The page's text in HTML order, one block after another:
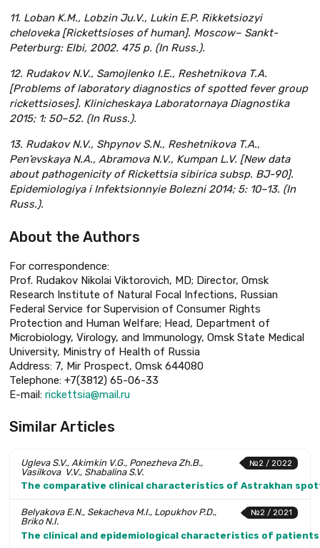
11. Loban K.M., Lobzin Ju.V., Lukin E.P. Rikketsiozyi
cheloveka [Rickettsioses of human]. Moscow– Sankt-
Peterburg: Elbi, 2002. 475 p. (In Russ.).
12. Rudakov N.V., Samojlenko I.E., Reshetnikova T.A.
[Problems of laboratory diagnostics of spotted fever group
rickettsioses]. Klinicheskaya Laboratornaya Diagnostika
2015; 1: 50–52. (In Russ.).
13. Rudakov N.V., Shpynov S.N., Reshetnikova T.A.,
Pen’evskaya N.A., Abramova N.V., Kumpan L.V. [New data
about pathogenicity of Rickettsia sibirica subsp. BJ-90].
Epidemiologiya i Infektsionnyie Bolezni 2014; 5: 10–13. (In
Russ.).
About the Authors
For correspondence:
Prof. Rudakov Nikolai Viktorovich, MD; Director, Omsk
Research Institute of Natural Focal Infections, Russian
Federal Service for Supervision of Consumer Rights
Protection and Human Welfare; Head, Department of
Microbiology, Virology, and Immunology, Omsk State Medical
University, Ministry of Health of Russia
Address: 7, Mir Prospect, Omsk 644080
Telephone: +7(3812) 65-06-33
Е-mail: rickettsia@mail.ru
Similar Articles
№2 / 2022
Ugleva S.V., Akimkin V.G., Ponezheva Zh.B.,
Vasilkova V.V., Shabalina S.V.
The comparative clinical characteristics of Astrakhan
№2 / 2021
Belyakova E.N., Sekacheva M.I., Lopukhov P.D.,
Briko N.I.
The clinical and epidemiological characteristics of